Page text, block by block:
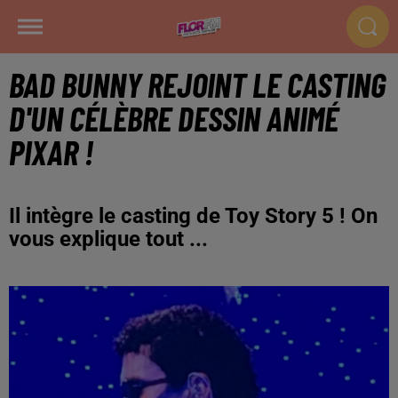
BAD BUNNY REJOINT LE CASTING
D'UN CÉLÈBRE DESSIN ANIMÉ
PIXAR !
Il intègre le casting de Toy Story 5 ! On
vous explique tout ...